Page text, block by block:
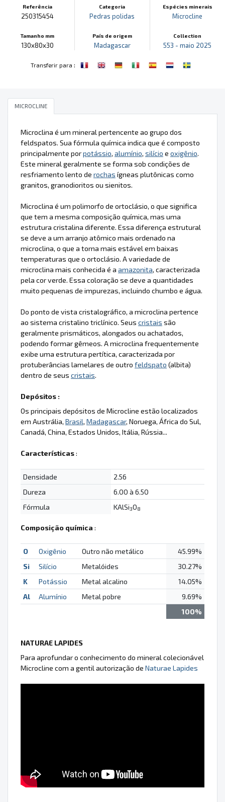
Referência
250315454
Tamanho mm
130x80x30
Categoria
Pedras polidas
País de origem
Madagascar
Espécies minerais
Microcline
Collection
553 - maio 2025
Transferir para :
MICROCLINE
Microclina é um mineral pertencente ao grupo dos
feldspatos. Sua fórmula química indica que é composto
principalmente porpotássio, alumínio, silício e oxigênio.
Este mineral geralmente se forma sob condições de
resfriamento lento de rochas ígneas plutônicas como
granitos, granodioritos ou sienitos.
Microclina é um polimorfo de ortoclásio, o que significa
que tem a mesma composição química, mas uma
estrutura cristalina diferente. Essa diferença estrutural
se deve a um arranjo atômico mais ordenado na
microclina, o que a torna mais estável em baixas
temperaturas que o ortoclásio. A variedade de
microclina mais conhecida é a amazonita, caracterizada
pela cor verde. Essa coloração se deve a quantidades
muito pequenas de impurezas, incluindo chumbo e água.
Do ponto de vista cristalográfico, a microclina pertence
ao sistema cristalino triclínico. Seus cristais são
geralmente prismáticos, alongados ou achatados,
podendo formar gêmeos. A microclina frequentemente
exibe uma estrutura pertítica, caracterizada por
protuberâncias lamelares de outro feldspato (albita)
dentro de seus cristais.
Depósitos :
Os principais depósitos de Microcline estão localizados
em Austrália, Brasil, Madagascar, Noruega, África do Sul,
Canadá, China, Estados Unidos, Itália, Rússia...
Características:
Densidade
2.56
Dureza
6.00 à 6.50
Fórmula
KAlSi3O8
Composição química :
O Oxigênio Outro não metálico
45.99%
Si
Silício Metalóides
30.27%
K
Potássio Metal alcalino
14.05%
Al
Alumínio Metal pobre
9.69%
100%
NATURAE LAPIDES
Para aprofundar o conhecimento do mineral colecionável
Microcline com a gentil autorização de Naturae Lapides